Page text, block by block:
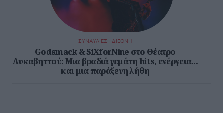
ΣΥΝΑΥΛΙΕΣ - ΔΙΕΘΝΗ
Godsmack & SiXforNine στο Θέατρο
Λυκαβηττού: Μια βραδιά γεμάτη hits, ενέργεια...
και μια παράξενη λήθη